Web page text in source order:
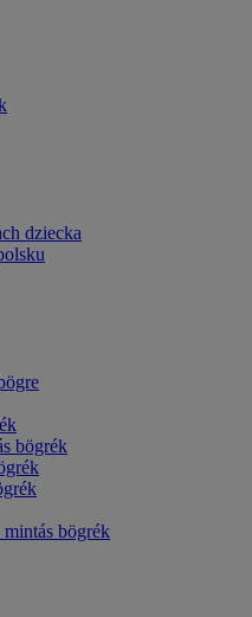
dziecka
bögrék
bögrék